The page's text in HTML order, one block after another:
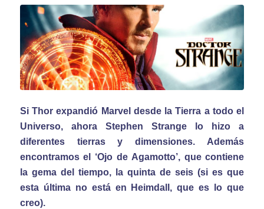
Si Thor expandió Marvel desde la Tierra a todo el
Universo, ahora Stephen Strange lo hizo a
diferentes tierras y dimensiones. Además
encontramos el ‘Ojo de Agamotto’, que contiene
la gema del tiempo, la quinta de seis (si es que
esta última no está en Heimdall, que es lo que
creo).